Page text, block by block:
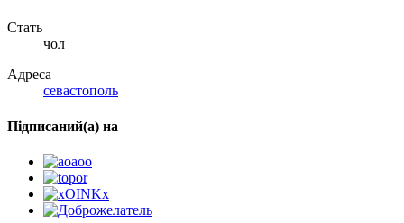
Стать
чол
Адреса
севастополь
Підписаний(а) на